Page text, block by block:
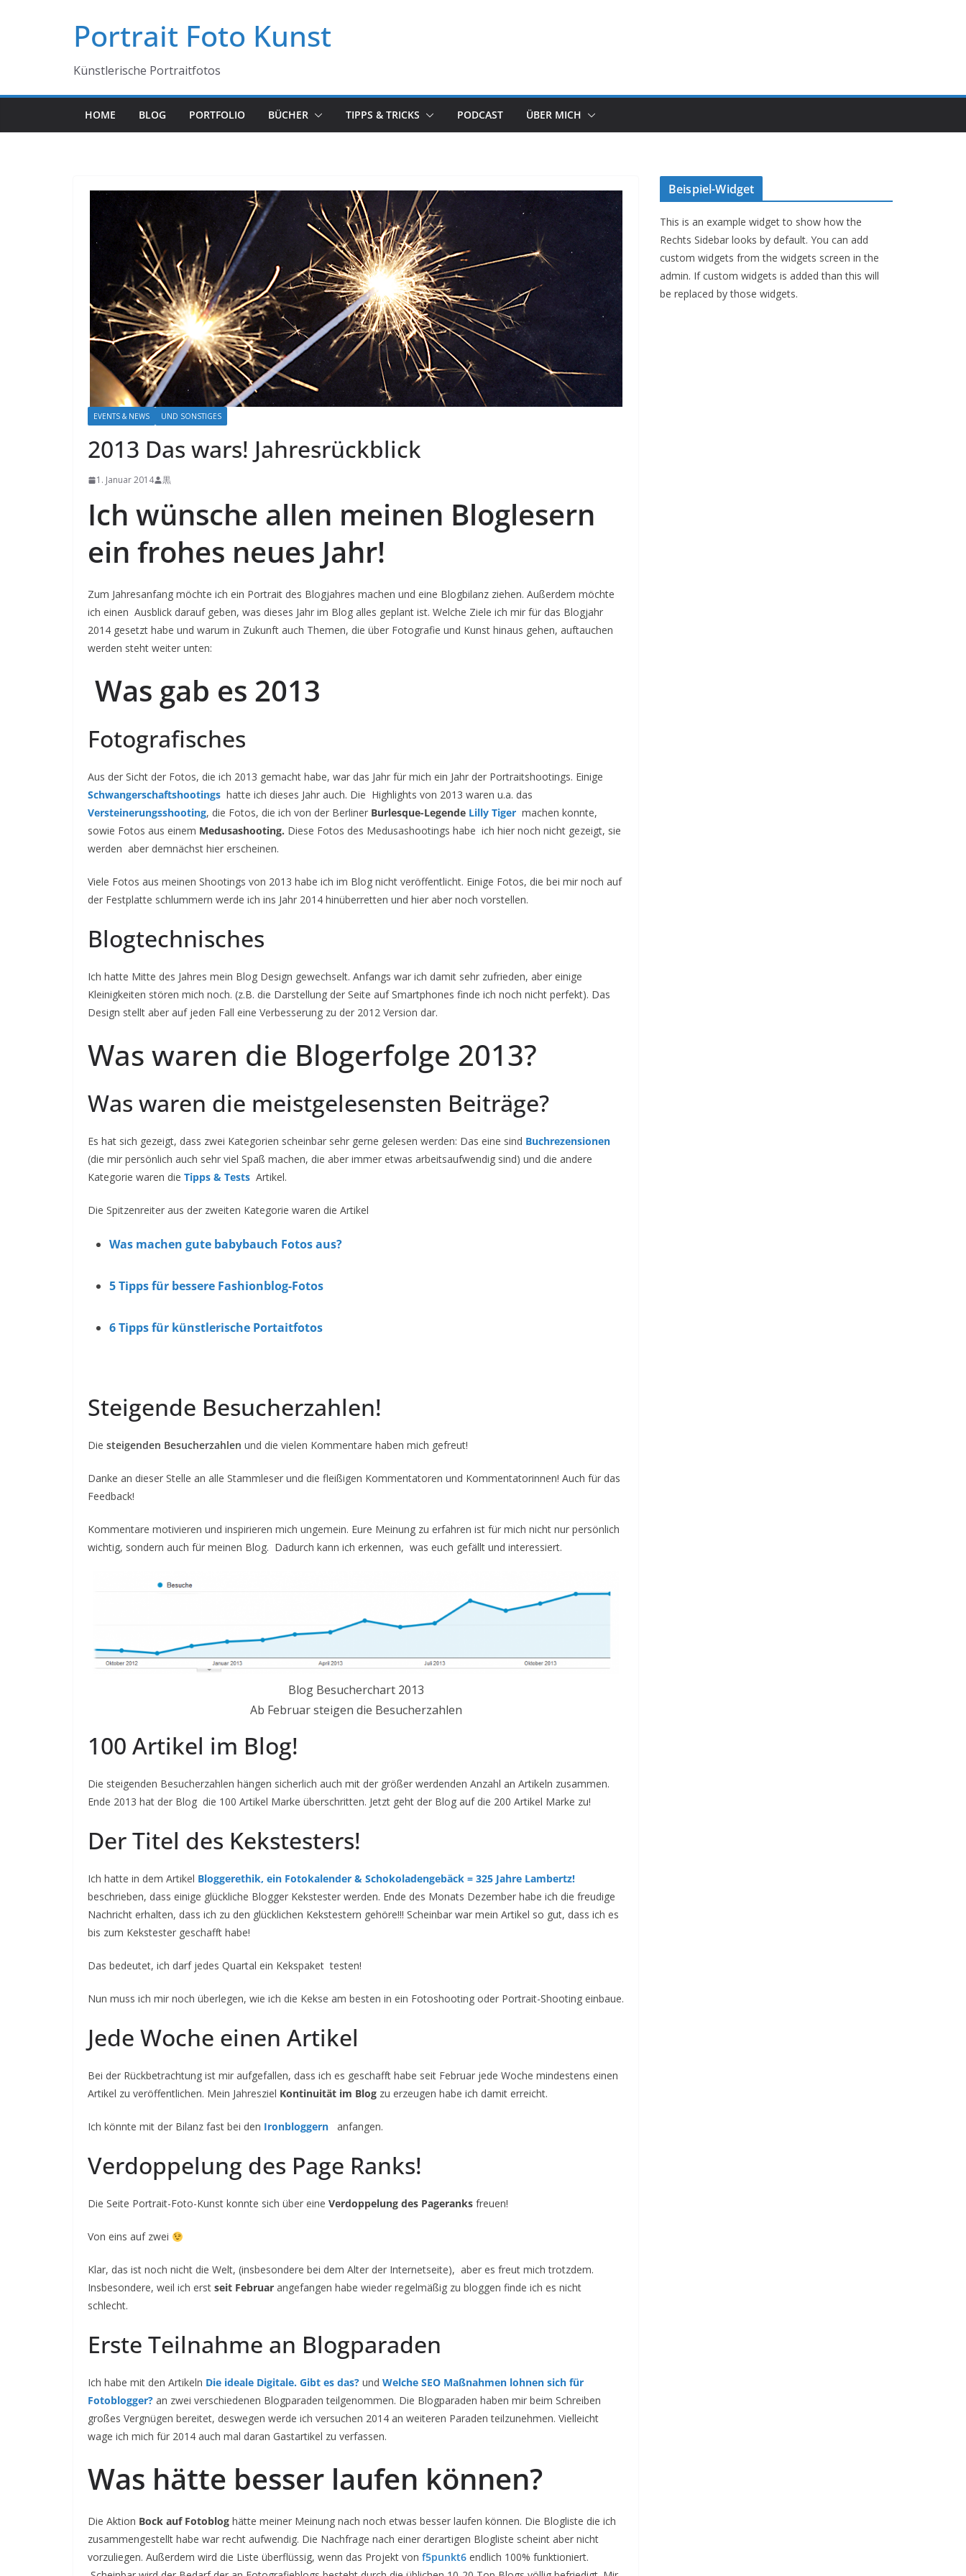
Portrait Foto Kunst
Künstlerische Portraitfotos
HOME BLOG PORTFOLIO BÜCHER TIPPS & TRICKS PODCAST ÜBER MICH
EVENTS & NEWS UND SONSTIGES
2013 Das wars! Jahresrückblick
1. Januar 2014 黒
Ich wünsche allen meinen Bloglesern
ein frohes neues Jahr!
Zum Jahresanfang möchte ich ein Portrait des Blogjahres machen und eine Blogbilanz ziehen. Außerdem möchte
ich einen Ausblick darauf geben, was dieses Jahr im Blog alles geplant ist. Welche Ziele ich mir für das Blogjahr
2014 gesetzt habe und warum in Zukunft auch Themen, die über Fotografie und Kunst hinaus gehen, auftauchen
werden steht weiter unten:
Was gab es 2013
Fotografisches
Aus der Sicht der Fotos, die ich 2013 gemacht habe, war das Jahr für mich ein Jahr der Portraitshootings. Einige
Schwangerschaftshootings hatte ich dieses Jahr auch. Die Highlights von 2013 waren u.a. das
Versteinerungsshooting, die Fotos, die ich von der Berliner Burlesque-Legende Lilly Tiger machen konnte,
sowie Fotos aus einem Medusashooting. Diese Fotos des Medusashootings habe ich hier noch nicht gezeigt, sie
werden aber demnächst hier erscheinen.
Viele Fotos aus meinen Shootings von 2013 habe ich im Blog nicht veröffentlicht. Einige Fotos, die bei mir noch auf
der Festplatte schlummern werde ich ins Jahr 2014 hinüberretten und hier aber noch vorstellen.
Blogtechnisches
Ich hatte Mitte des Jahres mein Blog Design gewechselt. Anfangs war ich damit sehr zufrieden, aber einige
Kleinigkeiten stören mich noch. (z.B. die Darstellung der Seite auf Smartphones finde ich noch nicht perfekt). Das
Design stellt aber auf jeden Fall eine Verbesserung zu der 2012 Version dar.
Was waren die Blogerfolge 2013?
Was waren die meistgelesensten Beiträge?
Es hat sich gezeigt, dass zwei Kategorien scheinbar sehr gerne gelesen werden: Das eine sind Buchrezensionen
(die mir persönlich auch sehr viel Spaß machen, die aber immer etwas arbeitsaufwendig sind) und die andere
Kategorie waren die Tipps & Tests Artikel.
Die Spitzenreiter aus der zweiten Kategorie waren die Artikel
Was machen gute babybauch Fotos aus?
5 Tipps für bessere Fashionblog-Fotos
6 Tipps für künstlerische Portaitfotos
Steigende Besucherzahlen!
Die steigenden Besucherzahlen und die vielen Kommentare haben mich gefreut!
Danke an dieser Stelle an alle Stammleser und die fleißigen Kommentatoren und Kommentatorinnen! Auch für das
Feedback!
Kommentare motivieren und inspirieren mich ungemein. Eure Meinung zu erfahren ist für mich nicht nur persönlich
wichtig, sondern auch für meinen Blog. Dadurch kann ich erkennen, was euch gefällt und interessiert.
Blog Besucherchart 2013
Ab Februar steigen die Besucherzahlen
100 Artikel im Blog!
Die steigenden Besucherzahlen hängen sicherlich auch mit der größer werdenden Anzahl an Artikeln zusammen.
Ende 2013 hat der Blog die 100 Artikel Marke überschritten. Jetzt geht der Blog auf die 200 Artikel Marke zu!
Der Titel des Kekstesters!
Ich hatte in dem Artikel Bloggerethik, ein Fotokalender & Schokoladengebäck = 325 Jahre Lambertz!
beschrieben, dass einige glückliche Blogger Kekstester werden. Ende des Monats Dezember habe ich die freudige
Nachricht erhalten, dass ich zu den glücklichen Kekstestern gehöre!!! Scheinbar war mein Artikel so gut, dass ich es
bis zum Kekstester geschafft habe!
Das bedeutet, ich darf jedes Quartal ein Kekspaket testen!
Nun muss ich mir noch überlegen, wie ich die Kekse am besten in ein Fotoshooting oder Portrait-Shooting einbaue.
Jede Woche einen Artikel
Bei der Rückbetrachtung ist mir aufgefallen, dass ich es geschafft habe seit Februar jede Woche mindestens einen
Artikel zu veröffentlichen. Mein Jahresziel Kontinuität im Blog zu erzeugen habe ich damit erreicht.
Ich könnte mit der Bilanz fast bei den Ironbloggern anfangen.
Verdoppelung des Page Ranks!
Die Seite Portrait-Foto-Kunst konnte sich über eine Verdoppelung des Pageranks freuen!
Von eins auf zwei
Klar, das ist noch nicht die Welt, (insbesondere bei dem Alter der Internetseite), aber es freut mich trotzdem.
Insbesondere, weil ich erst seit Februar angefangen habe wieder regelmäßig zu bloggen finde ich es nicht
schlecht.
Erste Teilnahme an Blogparaden
Ich habe mit den Artikeln Die ideale Digitale. Gibt es das? und Welche SEO Maßnahmen lohnen sich für
Fotoblogger? an zwei verschiedenen Blogparaden teilgenommen. Die Blogparaden haben mir beim Schreiben
großes Vergnügen bereitet, deswegen werde ich versuchen 2014 an weiteren Paraden teilzunehmen. Vielleicht
wage ich mich für 2014 auch mal daran Gastartikel zu verfassen.
Was hätte besser laufen können?
Die Aktion Bock auf Fotoblog hätte meiner Meinung nach noch etwas besser laufen können. Die Blogliste die ich
zusammengestellt habe war recht aufwendig. Die Nachfrage nach einer derartigen Blogliste scheint aber nicht
vorzuliegen. Außerdem wird die Liste überflüssig, wenn das Projekt von f5punkt6 endlich 100% funktioniert.
Beispiel-Widget
This is an example widget to show how the
Rechts Sidebar looks by default. You can add
custom widgets from the widgets screen in the
admin. If custom widgets is added than this will
be replaced by those widgets.